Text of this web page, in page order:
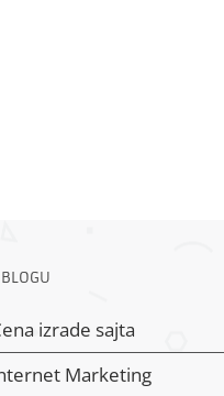
izrade sajta
Marketing